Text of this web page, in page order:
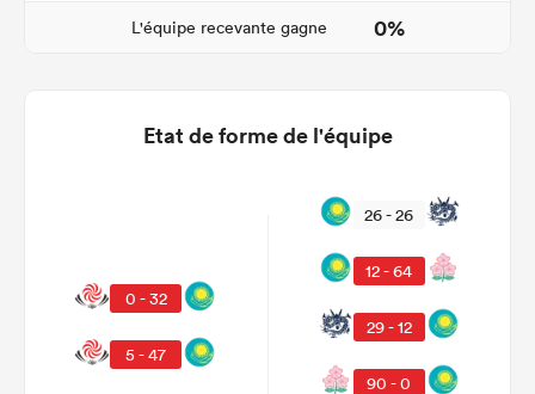
L'équipe recevante gagne 0%
Etat de forme de l'équipe
0 - 32
5 - 47
26 - 26
12 - 64
29 - 12
90 - 0